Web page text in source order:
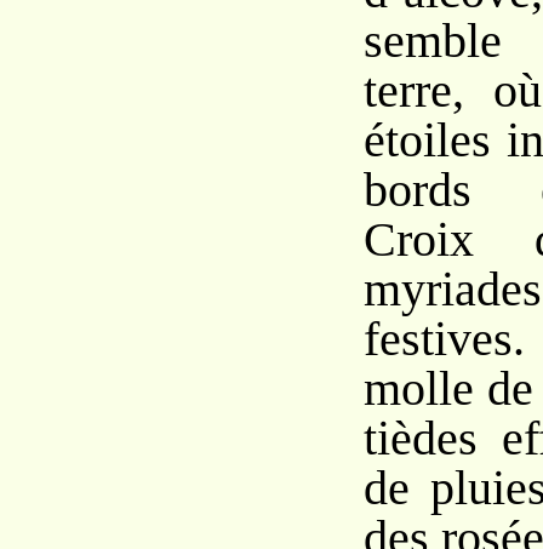
terre,
étoiles
bords
Croix
molle de
tièdes
de
des